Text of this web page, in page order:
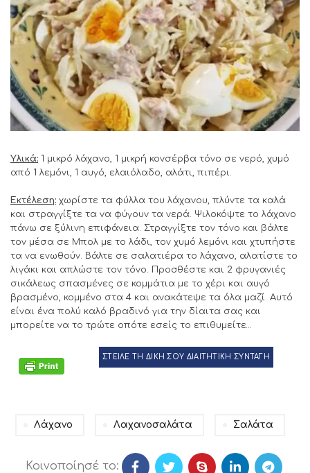
Υλικά: 1 μικρό λάχανο, 1 μικρή κονσέρβα τόνο σε νερό, χυμό
από 1 λεμόνι, 1 αυγό, ελαιόλαδο, αλάτι, πιπέρι.
Εκτέλεση: χωρίστε τα φύλλα του λάχανου, πλύντε τα καλά
και στραγγίξτε τα να φύγουν τα νερά. Ψιλοκόψτε το λάχανο
πάνω σε ξύλινη επιφάνεια. Στραγγίξτε τον τόνο και βάλτε
τον μέσα σε Μπολ με το λάδι, τον χυμό λεμόνι και χτυπήστε
τα να ενωθούν. Βάλτε σε σαλατιέρα το λάχανο, αλατίστε το
λιγάκι και απλώστε τον τόνο. Προσθέστε και 2 φρυγανιές
σικάλεως σπασμένες σε κομμάτια με το χέρι και αυγό
βρασμένο, κομμένο στα 4 και ανακάτεψε τα όλα μαζί. Αυτό
είναι ένα πολύ καλό βραδινό για την δίαιτα σας και
μπορείτε να το τρώτε οπότε εσείς το επιθυμείτε…
ΣΤΕΙΛΕ ΤΗ ΔΙΚΗ ΣΟΥ ΔΙΑΙΤΗΤΙΚΗ ΣΥΝΤΑΓΗ
Λάχανο Λαχανοσαλάτα Σαλάτα
Κοινοποίησέ το: